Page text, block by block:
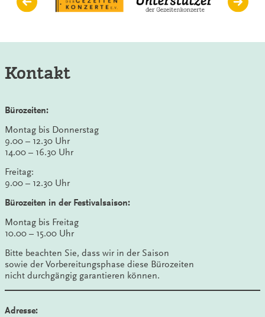
Kontakt
Bürozeiten:
Montag bis Donnerstag
9.00 – 12.30 Uhr
14.00 – 16.30 Uhr
Freitag:
9.00 – 12.30 Uhr
Bürozeiten in der Festivalsaison:
Montag bis Freitag
10.00 – 15.00 Uhr
Bitte beachten Sie, dass wir in der Saison
sowie der Vorbereitungsphase diese Bürozeiten
nicht durchgängig garantieren können.
Adresse: